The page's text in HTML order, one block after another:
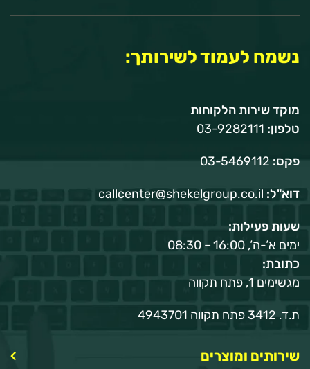
נשמח לעמוד לשירותך:
מוקד שירות הלקוחות
טלפון:
פקס:
דוא"ל: callcenter@shekelgroup.co.il
שעות פעילות:
ימים א‘-ה‘, 16:00 – 08:30
כתובת:
מגשימים 1, פתח תקווה
ת.ד. 3412 פתח תקווה 4943701
שירותים ומוצרים